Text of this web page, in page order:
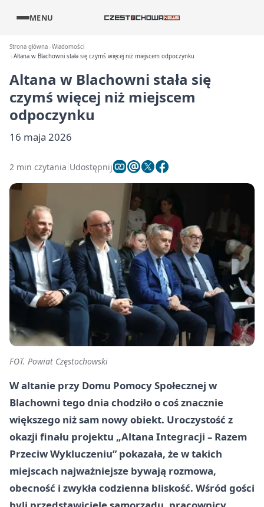
MENU
Strona główna Wiadomości
Altana w Blachowni stała się czymś więcej niż miejscem odpoczynku
Altana w Blachowni stała się
czymś więcej niż miejscem
odpoczynku
16 maja 2026
2 min czytania Udostępnij
FOT. Powiat Częstochowski
W altanie przy Domu Pomocy Społecznej w
Blachowni tego dnia chodziło o coś znacznie
większego niż sam nowy obiekt. Uroczystość z
okazji finału projektu „Altana Integracji – Razem
Przeciw Wykluczeniu” pokazała, że w takich
miejscach najważniejsze bywają rozmowa,
obecność i zwykła codzienna bliskość. Wśród gości